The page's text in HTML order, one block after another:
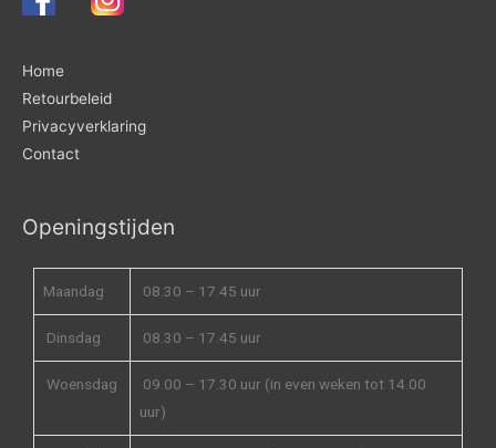
Home
Retourbeleid
Privacyverklaring
Contact
Openingstijden
Maandag 08.30 – 17.45 uur
Dinsdag 08.30 – 17.45 uur
Woensdag
09.00 – 17.30 uur (in even weken tot 14.00
uur)